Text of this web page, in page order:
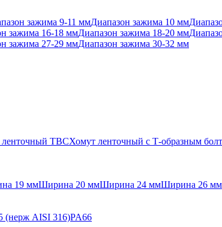
зажима 9-11 ммДиапазон зажима 10 мм
зажима 16-18 ммДиапазон зажима 18-20 мм
зажима 27-29 ммДиапазон зажима 30-32 мм
TBCХомут ленточный с Т-образным
19 ммШирина 20 ммШирина 24 ммШирина 26 мм
(нерж AISI 316)PA66